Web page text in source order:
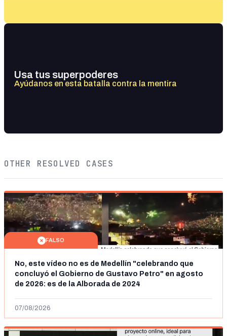
Usa tus superpoderes
Ayúdanos en esta batalla contra la mentira
OTHER RESOLVED CASES
FALSO
No, este vídeo no es de Medellín "celebrando que
concluyó el Gobierno de Gustavo Petro" en agosto
de 2026: es de la Alborada de 2024
07/08/2026